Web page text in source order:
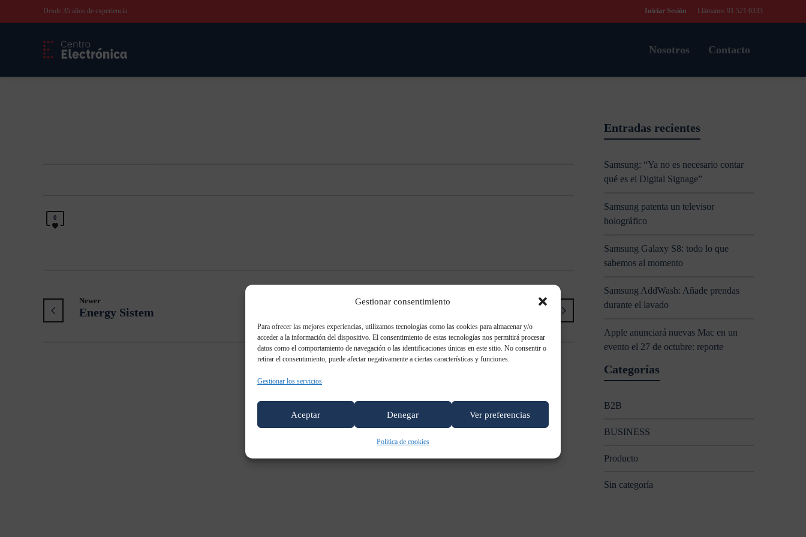
Gestionar consentimiento
Para ofrecer las mejores experiencias, utilizamos tecnologías como las cookies para almacenar y/o
acceder a la información del dispositivo. El consentimiento de estas tecnologías nos permitirá procesar
datos como el comportamiento de navegación o las identificaciones únicas en este sitio. No consentir o
retirar el consentimiento, puede afectar negativamente a ciertas características y funciones.
Gestionar los servicios
Aceptar Denegar Ver preferencias
Política de cookies
Desde 35 años de experiencia Iniciar Sesión Llámanos 91 521 0333
Nosotros Contacto
0
Newer
Energy Sistem
Entradas recientes
Samsung: “Ya no es necesario contar
qué es el Digital Signage”
Samsung patenta un televisor
holográfico
Samsung Galaxy S8: todo lo que
sabemos al momento
Samsung AddWash: Añade prendas
durante el lavado
Apple anunciará nuevas Mac en un
evento el 27 de octubre: reporte
Categorías
B2B
BUSINESS
Producto
Sin categoría